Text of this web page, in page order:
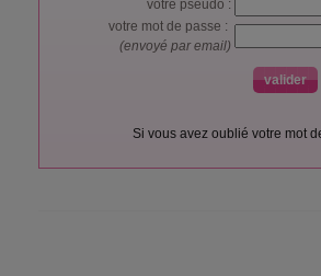
votre pseudo :
votre mot de passe :
(envoyé par email)
Si vous avez oublié votre mot